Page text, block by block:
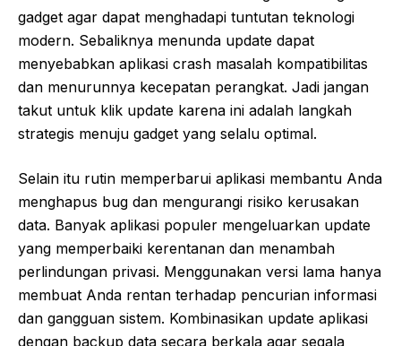
gadget agar dapat menghadapi tuntutan teknologi
modern. Sebaliknya menunda update dapat
menyebabkan aplikasi crash masalah kompatibilitas
dan menurunnya kecepatan perangkat. Jadi jangan
takut untuk klik update karena ini adalah langkah
strategis menuju gadget yang selalu optimal.
Selain itu rutin memperbarui aplikasi membantu Anda
menghapus bug dan mengurangi risiko kerusakan
data. Banyak aplikasi populer mengeluarkan update
yang memperbaiki kerentanan dan menambah
perlindungan privasi. Menggunakan versi lama hanya
membuat Anda rentan terhadap pencurian informasi
dan gangguan sistem. Kombinasikan update aplikasi
dengan backup data secara berkala agar segala